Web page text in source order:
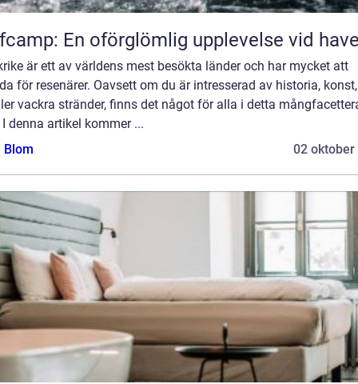
En oförglömlig upplevelse vid
är ett av världens mest besökta länder och har mycket att
för resenärer. Oavsett om du är intresserad av historia,
vackra stränder, finns det något för alla i detta
denna artikel kommer ...
Blom
02 oktober